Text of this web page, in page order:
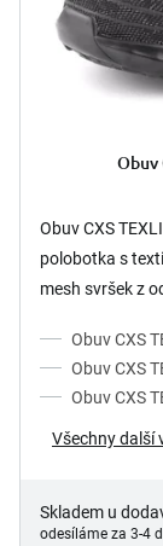
Obuv
Obuv CXS
polobotka s
mesh svršek z
Obuv CXS
Obuv CXS
Obuv CXS
Všechny další
Skladem u
odesíláme za 3-4